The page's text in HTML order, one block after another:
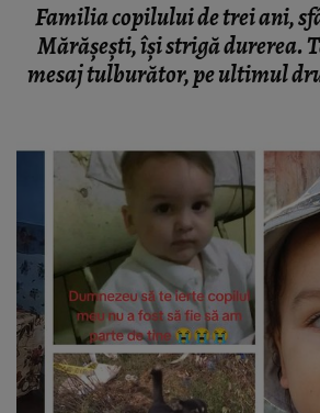
Familia copilului de trei ani,
Mărășești, își strigă durerea.
mesaj tulburător, pe ultimul